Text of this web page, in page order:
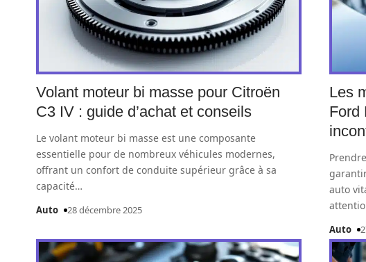
Volant moteur bi masse pour Citroën
C3 IV : guide d’achat et conseils
Le volant moteur bi masse est une composante
essentielle pour de nombreux véhicules modernes,
offrant un confort de conduite supérieur grâce à sa
capacité…
Auto 28 décembre 2025
Les
Ford
auto
Auto